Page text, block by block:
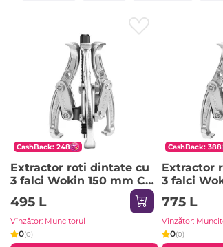
CashBack: 248
Extractor roti dintate cu
3 falci Wokin 150 mm Cr-
V (Industrial)
495 L
Vînzător: Muncitorul
0(0)
CashBack: 388
Extractor
3 falci
Cr-V
775 L
Vînzător:
0(0)